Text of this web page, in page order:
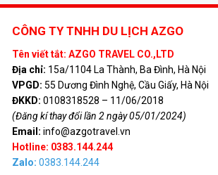
CÔNG TY TNHH DU LỊCH AZGO
Tên viết tắt: AZGO TRAVEL CO.,LTD
Địa chỉ: 15a/1104 La Thành, Ba Đình, Hà Nội
VPGD: 55 Dương Đình Nghệ, Cầu Giấy, Hà Nội
ĐKKD: 0108318528 – 11/06/2018
(Đăng kí thay đổi lần 2 ngày 05/01/2024)
Email: info@azgotravel.vn
Hotline: 0383.144.244
Zalo: 0383.144.244